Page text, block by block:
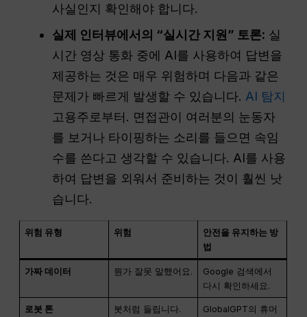
사실인지 확인해야 합니다.
실제 인터뷰에서의 “실시간 지원” 토론: 실
시간 영상 통화 중에 AI를 사용하여 답변을
제공하는 것은 매우 위험하며 다음과 같은
문제가 빠르게 발생할 수 있습니다. AI 탐지
고용주로부터. 면접관이 여러분의 눈동자
를 보거나 타이핑하는 소리를 들으면 속임
수를 쓴다고 생각할 수 있습니다. AI를 사용
하여 답변을 외워서 준비하는 것이 훨씬 낫
습니다.
위험 유형 위험
안전을 유지하는 방
법
가짜 데이터 뭔가 잘못 말했어요.
Google 검색에서
다시 확인하세요.
로봇 톤 봇처럼 들립니다.
GlobalGPT의 휴머